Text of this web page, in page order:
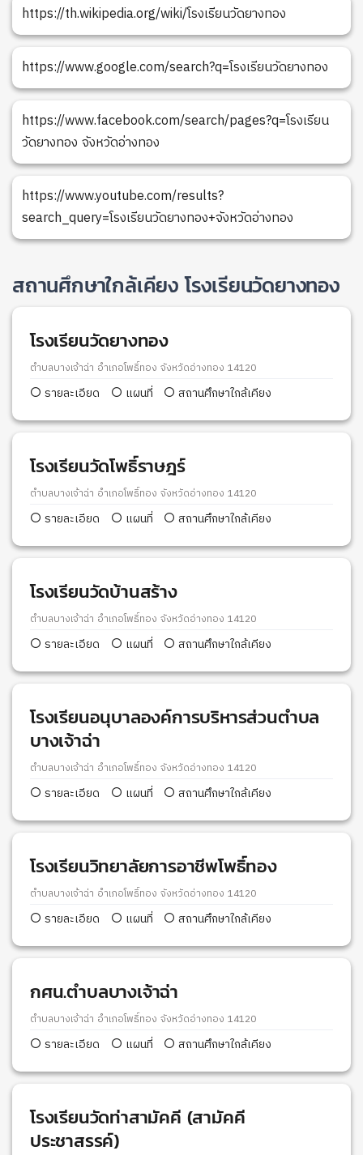
https://th.wikipedia.org/wiki/โรงเรียนวัดยางทอง
https://www.google.com/search?q=โรงเรียนวัดยางทอง
https://www.facebook.com/search/pages?q=โรงเรียน
วัดยางทอง จังหวัดอ่างทอง
https://www.youtube.com/results?
search_query=โรงเรียนวัดยางทอง+จังหวัดอ่างทอง
สถานศึกษาใกล้เคียง โรงเรียนวัดยางทอง
โรงเรียนวัดยางทอง
ตำบลบางเจ้าฉ่า อำเภอโพธิ์ทอง จังหวัดอ่างทอง 14120
รายละเอียด แผนที่ สถานศึกษาใกล้เคียง
โรงเรียนวัดโพธิ์ราษฎร์
ตำบลบางเจ้าฉ่า อำเภอโพธิ์ทอง จังหวัดอ่างทอง 14120
รายละเอียด แผนที่ สถานศึกษาใกล้เคียง
โรงเรียนวัดบ้านสร้าง
ตำบลบางเจ้าฉ่า อำเภอโพธิ์ทอง จังหวัดอ่างทอง 14120
รายละเอียด แผนที่ สถานศึกษาใกล้เคียง
โรงเรียนอนุบาลองค์การบริหารส่วนตำบล
บางเจ้าฉ่า
ตำบลบางเจ้าฉ่า อำเภอโพธิ์ทอง จังหวัดอ่างทอง 14120
รายละเอียด แผนที่ สถานศึกษาใกล้เคียง
โรงเรียนวิทยาลัยการอาชีพโพธิ์ทอง
ตำบลบางเจ้าฉ่า อำเภอโพธิ์ทอง จังหวัดอ่างทอง 14120
รายละเอียด แผนที่ สถานศึกษาใกล้เคียง
กศน.ตำบลบางเจ้าฉ่า
ตำบลบางเจ้าฉ่า อำเภอโพธิ์ทอง จังหวัดอ่างทอง 14120
รายละเอียด แผนที่ สถานศึกษาใกล้เคียง
โรงเรียนวัดท่าสามัคคี (สามัคคี
ประชาสรรค์)